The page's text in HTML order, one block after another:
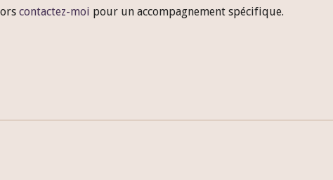
contactez-moi pour un accompagnement spécifique.